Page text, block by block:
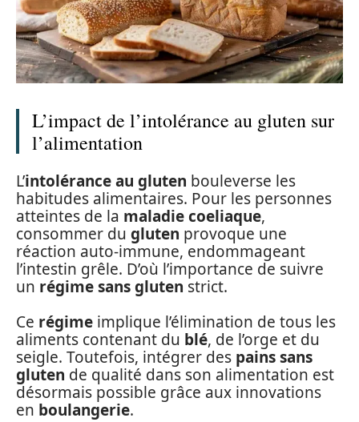
L’impact de l’intolérance au gluten sur
l’alimentation
L’intolérance au gluten bouleverse les
habitudes alimentaires. Pour les personnes
atteintes de la maladie coeliaque,
consommer du gluten provoque une
réaction auto-immune, endommageant
l’intestin grêle. D’où l’importance de suivre
un régime sans gluten strict.
Ce régime implique l’élimination de tous les
aliments contenant du blé, de l’orge et du
seigle. Toutefois, intégrer des pains sans
gluten de qualité dans son alimentation est
désormais possible grâce aux innovations
en boulangerie.